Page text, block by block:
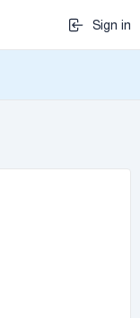
Sign in